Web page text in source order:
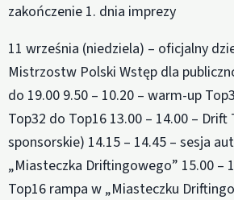
zakończenie 1. dnia imprezy
11 września (niedziela) – oficjalny
Mistrzostw Polski Wstęp dla
do 19.00 9.50 – 10.20 – warm-up
Top32 do Top16 13.00 – 14.00 – Drift
sponsorskie) 14.15 – 14.45 – sesja
„Miasteczka Driftingowego” 15.00 –
Top16 rampa w „Miasteczku